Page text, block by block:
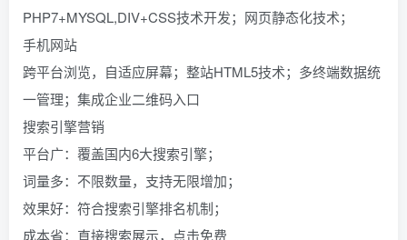
PHP7+MYSQL,DIV+CSS技术开发；网页静态化技术；
手机网站
跨平台浏览，自适应屏幕；整站HTML5技术；多终端数据统
一管理；集成企业二维码入口
搜索引擎营销
平台广：覆盖国内6大搜索引擎；
词量多：不限数量，支持无限增加；
效果好：符合搜索引擎排名机制；
成本省：直接搜索展示，点击免费